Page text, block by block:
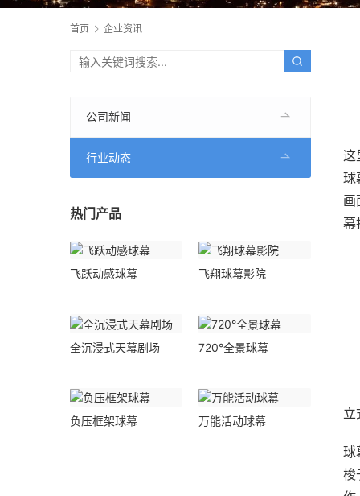
首页 企业资讯
这
球
画
幕
球
梭
公司新闻
行业动态
热门产品
飞跃动感球幕 飞翔球幕影院
全沉浸式天幕剧场 720°全景球幕
负压框架球幕 万能活动球幕